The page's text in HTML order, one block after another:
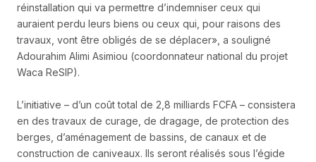
réinstallation qui va permettre d’indemniser ceux qui
auraient perdu leurs biens ou ceux qui, pour raisons des
travaux, vont être obligés de se déplacer», a souligné
Adourahim Alimi Asimiou (coordonnateur national du projet
Waca ReSIP).
L’initiative – d’un coût total de 2,8 milliards FCFA – consistera
en des travaux de curage, de dragage, de protection des
berges, d’aménagement de bassins, de canaux et de
construction de caniveaux. Ils seront réalisés sous l’égide